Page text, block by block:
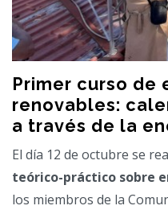
Primer curso de
renovables:
a través de la
El día 12 de octubre se
teórico-práctico sobre
los miembros de la